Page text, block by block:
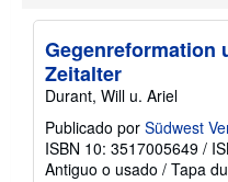
Gegenreformation
Zeitalter
Durant, Will u. Ariel
Publicado por Südwest
ISBN 10: 3517005649 /
Antiguo o usado / Tapa